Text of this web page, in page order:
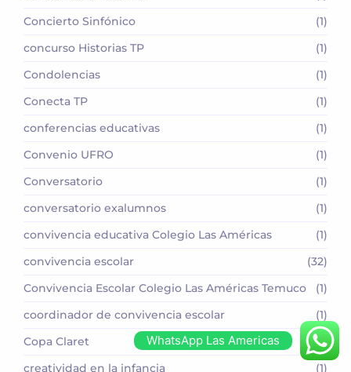
Concierto Sinfónico
(1)
concurso Historias TP
(1)
Condolencias
(1)
Conecta TP
(1)
conferencias educativas
(1)
Convenio UFRO
(1)
Conversatorio
(1)
conversatorio exalumnos
(1)
convivencia educativa Colegio Las Américas
(1)
convivencia escolar
(32)
Convivencia Escolar Colegio Las Américas Temuco
(1)
coordinador de convivencia escolar
(1)
Copa Claret
(1)
creatividad en la infancia
(1)
WhatsApp Las Americas